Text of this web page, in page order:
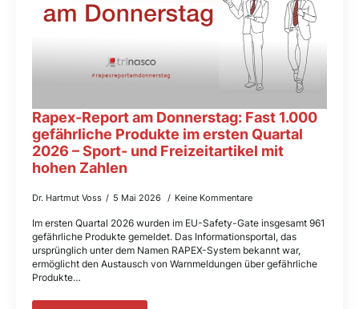
Rapex-Report am Donnerstag: Fast 1.000
gefährliche Produkte im ersten Quartal
2026 – Sport- und Freizeitartikel mit
hohen Zahlen
Dr. Hartmut Voss 5 Mai 2026 Keine Kommentare
Im ersten Quartal 2026 wurden im EU-Safety-Gate insgesamt 961
gefährliche Produkte gemeldet. Das Informationsportal, das
ursprünglich unter dem Namen RAPEX-System bekannt war,
ermöglicht den Austausch von Warnmeldungen über gefährliche
Produkte…